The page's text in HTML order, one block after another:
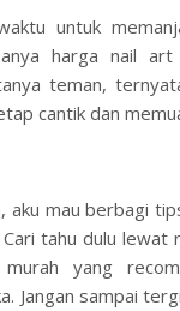
untuk
harga nail art
teman,
cantik dan
, aku mau berbagi
tahu dulu lewat
yang
Jangan sampai